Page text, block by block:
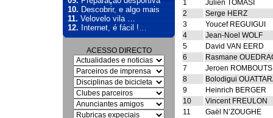
10.Descobrir, e algo mais
11.Velovelo vila …
12.Internet, é fácil !…
ACESSO DIRECTO
1
Julien TOMASI
2
Serge HERZ
3
Youcef REGUIGUI
4
Jean-Noel WOLF
5
David VAN EERD
6
Rasmane
7
Jeroen ROMBOUTS
8
Bolodigui
9
Heinrich BERGER
10
Vincent FREULON
11
Gaël N’ZOUGHE